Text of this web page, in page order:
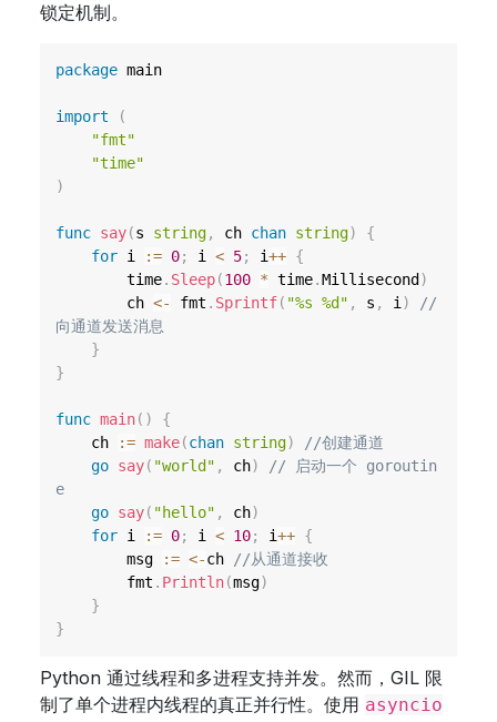
锁定机制。
package main
import
(
"fmt"
"time"
)
func say(s string, ch chan string)
{
for i := 0; i < 5; i++ {
		time
. Sleep(100 * time.Millisecond )
		ch
<- fmt . Sprintf( "%s %d" , s , i )
//
向通道发送消息
}
}
func main( )
{
	ch
:= make(chan string)
//创建通道
go say( "world" , ch)
// 启动一个 goroutin
e
go say( "hello" , ch)
for i := 0; i < 10; i++ {
		msg
:= <-ch
//从通道接收
		fmt
. Println(msg)
}
}
Python 通过线程和多进程支持并发。然而，GIL 限
制了单个进程内线程的真正并行性。使用 asyncio